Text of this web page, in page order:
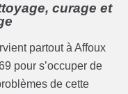
curage et
partout à Affoux
pour s’occuper de
de cette